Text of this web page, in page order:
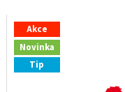
Akce
Novinka
Tip